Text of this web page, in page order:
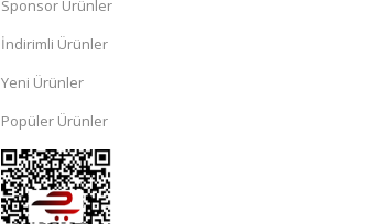
Sponsor Ürünler
İndirimli Ürünler
Yeni Ürünler
Popüler Ürünler